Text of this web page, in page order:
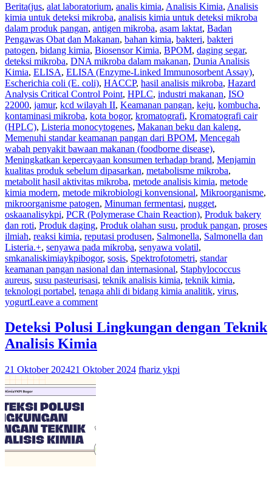
Berita(jus, alat laboratorium, analis kimia, Analisis Kimia, Analisis
kimia untuk deteksi mikroba, analisis kimia untuk deteksi mikroba
dalam produk pangan, antigen mikroba, asam laktat, Badan
Pengawas Obat dan Makanan, bahan kimia, bakteri, bakteri
patogen, bidang kimia, Biosensor Kimia, BPOM, daging segar,
deteksi mikroba, DNA mikroba dalam makanan, Dunia Analisis
Kimia, ELISA, ELISA (Enzyme-Linked Immunosorbent Assay),
Escherichia coli (E. coli), HACCP, hasil analisis mikroba, Hazard
Analysis Critical Control Point, HPLC, industri makanan, ISO
22000, jamur, kcd wilayah II, Keamanan pangan, keju, kombucha,
kontaminasi mikroba, kota bogor, kromatografi, Kromatografi cair
(HPLC), Listeria monocytogenes, Makanan beku dan kaleng,
Memenuhi standar keamanan pangan dari BPOM, Mencegah
wabah penyakit bawaan makanan (foodborne disease),
Meningkatkan kepercayaan konsumen terhadap brand, Menjamin
kualitas produk sebelum dipasarkan, metabolisme mikroba,
metabolit hasil aktivitas mikroba, metode analisis kimia, metode
kimia modern, metode mikrobiologi konvensional, Mikroorganisme,
mikroorganisme patogen, Minuman fermentasi, nugget,
oskaanalisykpi, PCR (Polymerase Chain Reaction), Produk bakery
dan roti, Produk daging, Produk olahan susu, produk pangan, proses
ilmiah, reaksi kimia, reputasi produsen, Salmonella, Salmonella dan
Listeria.+, senyawa pada mikroba, senyawa volatil,
smkanaliskimiaykpibogor, sosis, Spektrofotometri, standar
keamanan pangan nasional dan internasional, Staphylococcus
aureus, susu pasteurisasi, teknik analisis kimia, teknik kimia,
teknologi portabel, tenaga ahli di bidang kimia analitik, virus,
yogurtLeave a comment
Deteksi Polusi Lingkungan dengan Teknik
Analisis Kimia
21 Oktober 202421 Oktober 2024 fhariz ykpi